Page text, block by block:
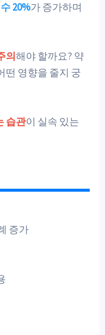
20%가 증가하며
의해야 할까요? 약
떤 영향을 줄지 궁
습관이 실속 있는
증가